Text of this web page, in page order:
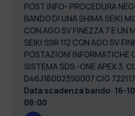
POST INFO- PROCEDURA
BANDO DI UNA SHIMA SEIKI
CON AGO SV FINEZZA 7 E UN
SEIKI SSR 112 CON AGO SV
POSTAZIONI INFORMATICHE
SISTEMA SDS -ONE APEX 3.
D46J16002390007 CIG
Data scadenza bando: 16-
08:00